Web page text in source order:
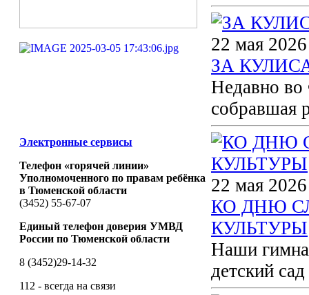
Электронные сервисы
Телефон «горячей линии»
Уполномоченного по правам ребёнка
в Тюменской области
(3452) 55-67-07
Единый телефон доверия УМВД
России по Тюменской области
8 (3452)29-14-32
112 - всегда на связи
22 мая 2026
ЗА
Недавно во
собравшая
22 мая 2026
КО ДНЮ
КУЛЬТУРЫ
Наши
детский